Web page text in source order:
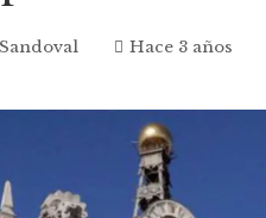
Hace 3 años